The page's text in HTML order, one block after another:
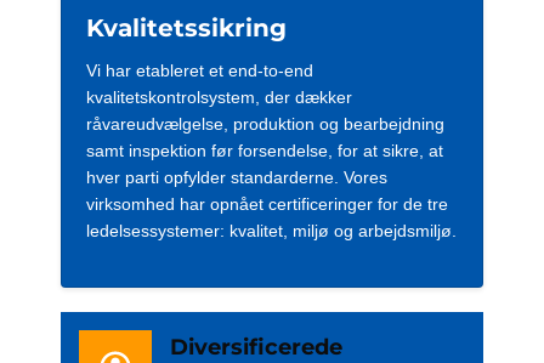
Kvalitetssikring
Vi har etableret et end-to-end
kvalitetskontrolsystem, der dækker
råvareudvælgelse, produktion og bearbejdning
samt inspektion før forsendelse, for at sikre, at
hver parti opfylder standarderne. Vores
virksomhed har opnået certificeringer for de tre
ledelsessystemer: kvalitet, miljø og arbejdsmiljø.
Diversificerede